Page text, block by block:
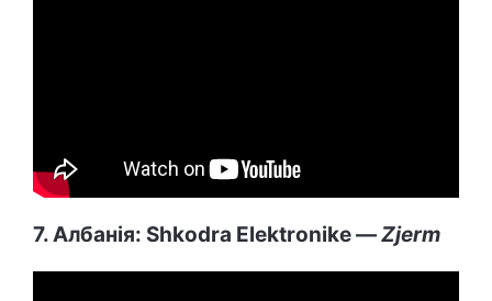
7. Албанія: Shkodra Elektronike —Zjerm